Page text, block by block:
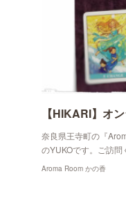
【HIKARI】オ
奈良県王寺町の『
のYUKOです。ご訪問
Aroma Room かの香